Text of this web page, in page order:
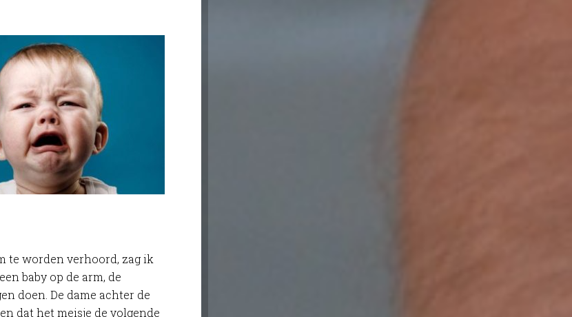
te worden verhoord, zag ik
baby op de arm, de
doen. De dame achter de
dat het meisje de volgende